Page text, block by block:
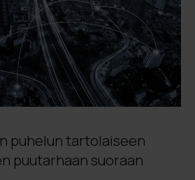
puhelun tartolaiseen
puutarhaan suoraan